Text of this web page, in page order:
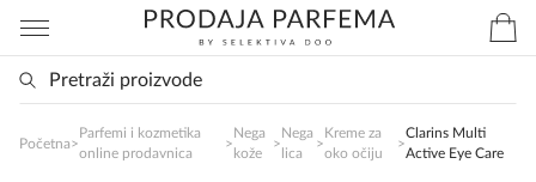
Početna>
Parfemi i kozmetika
online prodavnica
>
Nega
kože
>
Nega
lica
>
Kreme za
oko očiju
>
Clarins Multi
Active Eye Care
SlađanAi Asistent